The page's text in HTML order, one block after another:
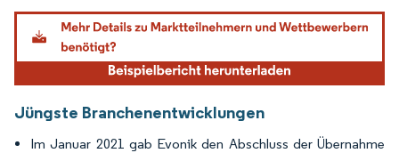
Bild © Mordor Intelligence. Wiederverwendung erfordert Namensnennung gemäß
Jüngste Branchenentwicklungen
Im Januar 2021 gab Evonik den Abschluss der Übernahme